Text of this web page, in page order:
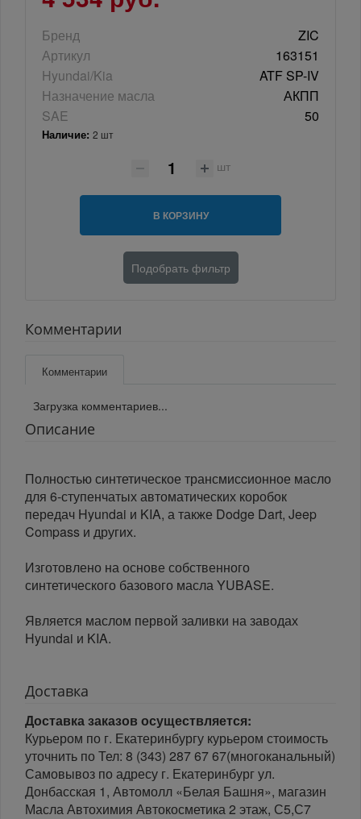
Бренд
ZIC
Артикул
163151
Hyundai/Kia
ATF SP-IV
Назначение масла
АКПП
SAE
50
Наличие: 2 шт
шт
В КОРЗИНУ
Подобрать фильтр
Комментарии
Комментарии
Загрузка комментариев...
Описание
Полностью синтетическое трансмисcионное масло
для 6-ступенчатых автоматических коробок
передач Hyundai и KIA, а также Dodge Dart, Jeep
Compass и других.
Изготовлено на основе собственного
синтетического базового масла YUBASE.
Является маслом первой заливки на заводах
Hyundai и KIA.
Доставка
Доставка заказов осуществляется:
Курьером по г. Екатеринбургу курьером стоимость
уточнить по Тел: 8 (343) 287 67 67(многоканальный)
Самовывоз по адресу г. Екатеринбург ул.
Донбасская 1, Автомолл «Белая Башня», магазин
Масла Автохимия Автокосметика 2 этаж, С5,С7